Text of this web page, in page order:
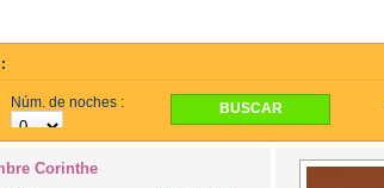
Núm. de noches :
Corinthe